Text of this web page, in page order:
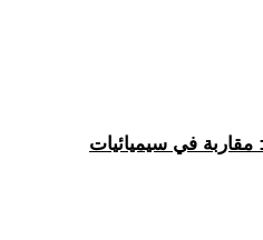
مقاربة في سيميائيات